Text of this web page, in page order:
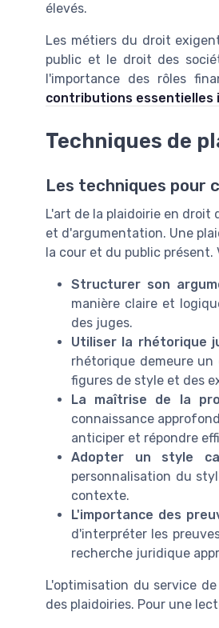
élevés.
Les métiers du droit
public et le droit des
l'importance des rôles
contributions essentielles
Techniques de
Les techniques pour
L'art de la plaidoirie en
et d'argumentation. Une
la cour et du public
Structurer son
manière claire et
des juges.
Utiliser la rhétorique
rhétorique demeure un
figures de style et des
La maîtrise de la
connaissance
anticiper et répondre
Adopter un style
personnalisation du
contexte.
L'importance des
d'interpréter les
recherche juridique
L'optimisation du service
des plaidoiries. Pour une